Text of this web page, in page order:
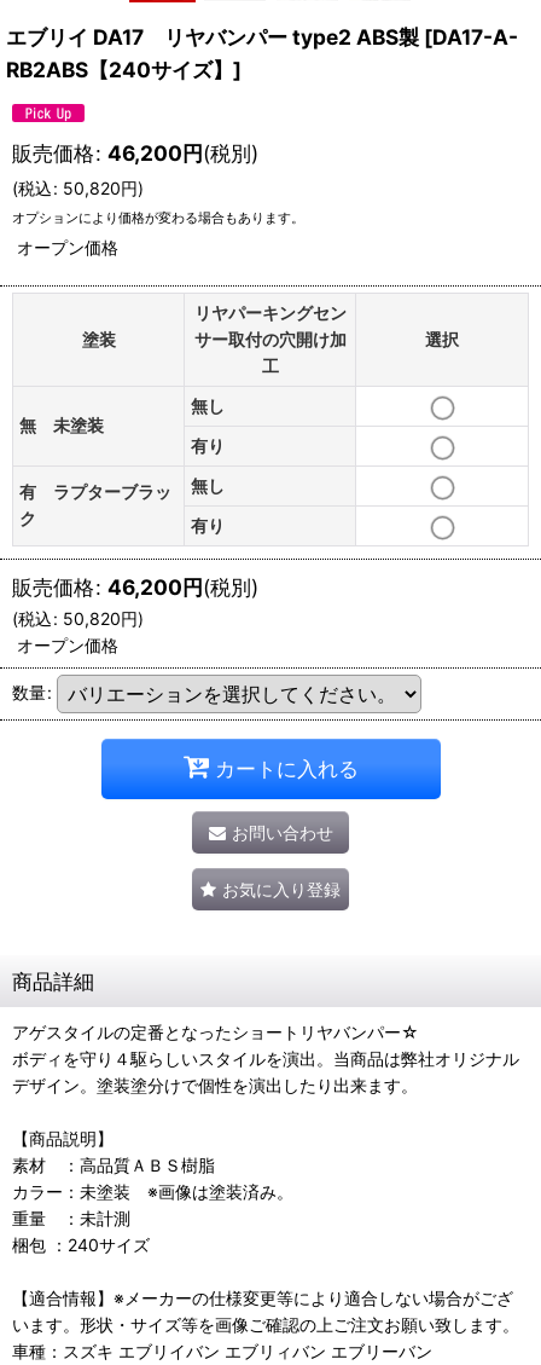
エブリイ DA17 リヤバンパー type2 ABS製 [DA17-A-
RB2ABS【240サイズ】 ]
販売価格: 46,200円(税別)
(税込: 50,820円)
オプションにより価格が変わる場合もあります。
オープン価格
塗装
リヤパーキングセン
サー取付の穴開け加
工
選択
無 未塗装
無し
有り
有 ラプターブラッ
ク
無し
有り
販売価格: 46,200円(税別)
(税込: 50,820円)
オープン価格
数量:
カートに入れる
お問い合わせ
お気に入り登録
商品詳細
アゲスタイルの定番となったショートリヤバンパー☆
ボディを守り４駆らしいスタイルを演出。当商品は弊社オリジナル
デザイン。塗装塗分けで個性を演出したり出来ます。
【商品説明】
素材 ：高品質ＡＢＳ樹脂
カラー：未塗装 ※画像は塗装済み。
重量 ：未計測
梱包 ：240サイズ
【適合情報】※メーカーの仕様変更等により適合しない場合がござ
います。形状・サイズ等を画像ご確認の上ご注文お願い致します。
車種：スズキ エブリイバン エブリィバン エブリーバン